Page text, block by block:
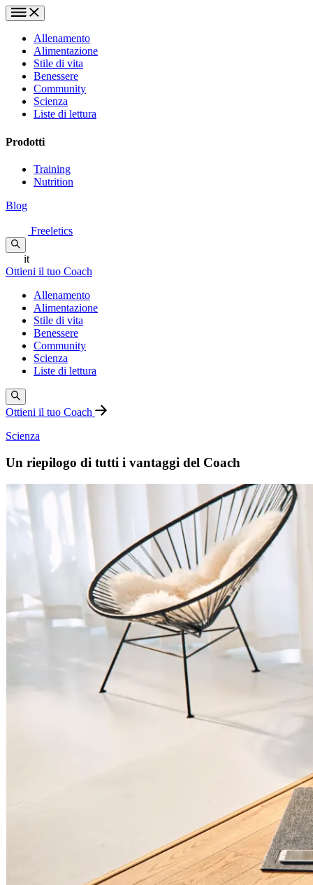
Allenamento
Alimentazione
Stile di vita
Benessere
Community
Scienza
Liste di lettura
Prodotti
Training
Nutrition
Blog
Freeletics
it
Ottieni il tuo Coach
Allenamento
Alimentazione
Stile di vita
Benessere
Community
Scienza
Liste di lettura
Ottieni il tuo Coach
Scienza
Un riepilogo di tutti i vantaggi del Coach